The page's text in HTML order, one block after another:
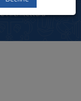
Architettura